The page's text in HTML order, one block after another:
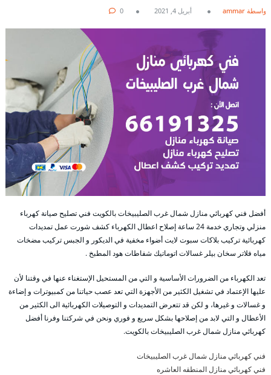
بواسطة ammar أبريل 4, 2021 0
أفضل فني كهربائي منازل شمال غرب الصليبيخات بالكويت فني تصليح صيانة كهرباء
منزلي وتجاري خدمة 24 ساعة إصلاح اعطال الكهرباء كشف شورت عمل تمديدات
كهربائية تركيب بلاكات سبوت لايت أضواء مخفية في الديكور و الجبس تركيب مضخات
مياه فلاتر سخان بيلر غسالات اتوماتيك شفاطات هود المطبخ .
تعد الكهرباء من الضرورات الأساسية و التي من المستحيل الإستغناء عنها في وقتنا لأن
عليها الإعتماد في تشغيل الكثير من الأجهزة التي تعد عصب حياتنا من كمبيوترات و إضاءة
و غسالات و غيرها، و لكن قد تتعرض التمديدات و التوصيلات الكهربائية الى الكثير من
الأعطال و التي لابد من إصلاحها بشكل سريع و فوري ونحن في شركتنا وفرنا أفضل
كهربائي منازل شمال غرب الصليبيخات بالكويت.
فني كهربائي منازل شمال غرب الصليبيخات
فني كهربائي منازل المنطقه العاشره